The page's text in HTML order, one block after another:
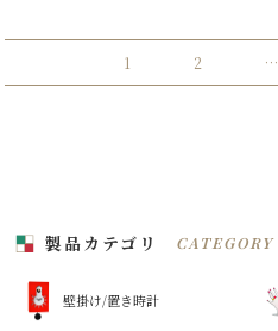
シ
ョ
ン
1 2 …
製品カテゴリ CATEGORY
壁掛け/置き時計